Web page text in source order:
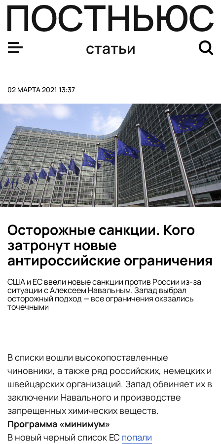
статьи
02 МАРТА 2021 13:37
Осторожные санкции. Кого
затронут новые
антироссийские ограничения
США и ЕС ввели новые санкции против России из-за
ситуации с Алексеем Навальным. Запад выбрал
осторожный подход — все ограничения оказались
точечными
В списки вошли высокопоставленные
чиновники, а также ряд российских, немецких и
швейцарских организаций. Запад обвиняет их в
заключении Навального и производстве
запрещенных химических веществ.
Программа «минимум»
В новый черный список ЕС попали
Первый космический отель откроют в 2027 году